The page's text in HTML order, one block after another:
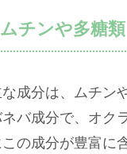
チンや多糖類
成分は、ムチン
バ成分で、オク
の成分が豊富に